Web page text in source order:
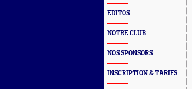
EDITOS
NOTRE CLUB
NOS SPONSORS
INSCRIPTION & TARIFS